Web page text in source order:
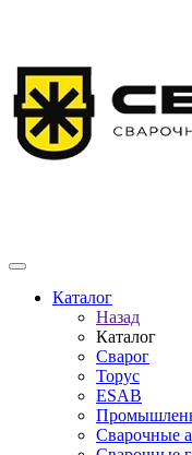
Каталог
Назад
Каталог
Сварог
Торус
ESAB
Сварочные